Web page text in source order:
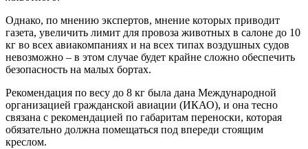
Однако, по мнению экспертов, мнение которых приводит
газета, увеличить лимит для провоза животных в салоне до 10
кг во всех авиакомпаниях и на всех типах воздушных судов
невозможно – в этом случае будет крайне сложно обеспечить
безопасность на малых бортах.
Рекомендация по весу до 8 кг была дана Международной
организацией гражданской авиации (ИКАО), и она тесно
связана с рекомендацией по габаритам переноски, которая
обязательно должна помещаться под впереди стоящим
креслом.